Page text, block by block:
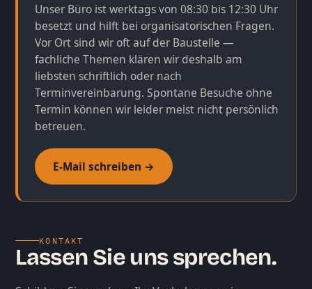
Unser Büro ist werktags von 08:30 bis 12:30 Uhr
besetzt und hilft bei organisatorischen Fragen.
Vor Ort sind wir oft auf der Baustelle —
fachliche Themen klären wir deshalb am
liebsten schriftlich oder nach
Terminvereinbarung. Spontane Besuche ohne
Termin können wir leider meist nicht persönlich
betreuen.
E-Mail schreiben →
KONTAKT
Lassen Sie uns sprechen.